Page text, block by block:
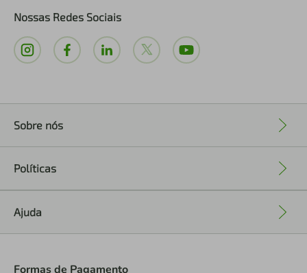
Nossas Redes Sociais
Sobre nós
Políticas
Ajuda
Formas de Pagamento